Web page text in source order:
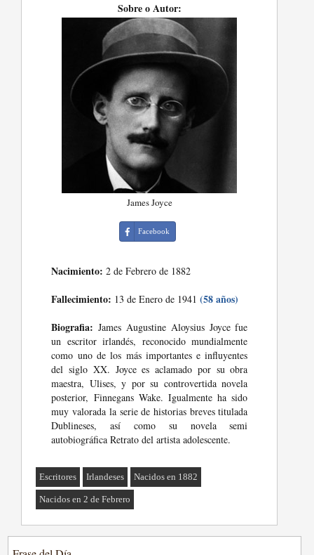
Sobre o Autor:
James Joyce
Facebook
Nacimiento: 2 de Febrero de 1882
Fallecimiento: 13 de Enero de 1941(58 años)
Biografia: James Augustine Aloysius Joyce fue
un escritor irlandés, reconocido mundialmente
como uno de los más importantes e influyentes
del siglo XX. Joyce es aclamado por su obra
maestra, Ulises, y por su controvertida novela
posterior, Finnegans Wake. Igualmente ha sido
muy valorada la serie de historias breves titulada
Dublineses, así como su novela semi
autobiográfica Retrato del artista adolescente.
Escritores Irlandeses Nacidos en 1882
Nacidos en 2 de Febrero